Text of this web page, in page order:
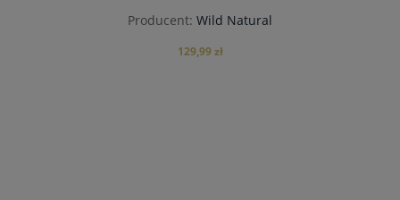
Producent: Wild Natural
129,99 zł